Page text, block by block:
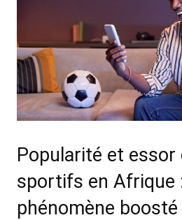
Popularité et essor
sportifs en Afrique
phénomène boosté